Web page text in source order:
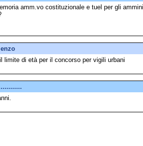
amm.vo costituzionale e tuel per gli
enzo
limite di età per il concorso per vigili urbani
...........